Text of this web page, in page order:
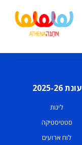
עונת 2025-26
ליגות
סטטיסטיקה
לוח ארועים